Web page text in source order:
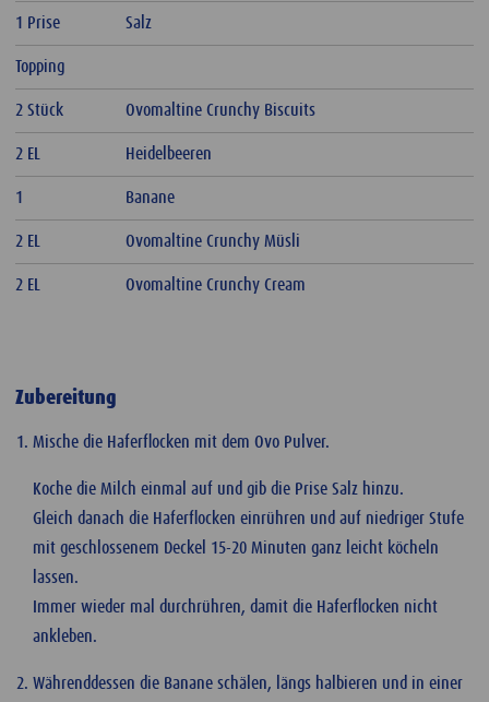
1 Prise Salz
Topping
2 Stück Ovomaltine Crunchy Biscuits
2 EL Heidelbeeren
1 Banane
2 EL Ovomaltine Crunchy Müsli
2 EL Ovomaltine Crunchy Cream
Zubereitung
Mische die Haferflocken mit dem Ovo Pulver.
Koche die Milch einmal auf und gib die Prise Salz hinzu.
Gleich danach die Haferflocken einrühren und auf niedriger Stufe
mit geschlossenem Deckel 15-20 Minuten ganz leicht köcheln
lassen.
Immer wieder mal durchrühren, damit die Haferflocken nicht
ankleben.
Währenddessen die Banane schälen, längs halbieren und in einer